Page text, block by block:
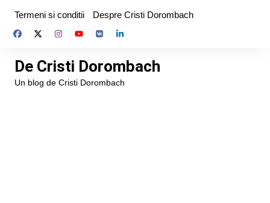
content
Termeni si conditii Despre Cristi Dorombach
De Cristi Dorombach
Un blog de Cristi Dorombach